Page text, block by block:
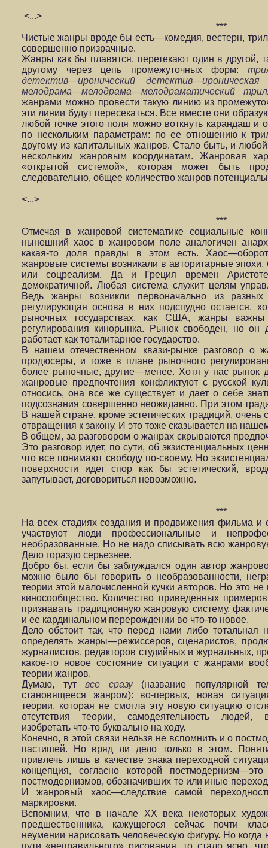
<...>
***
Чистые жанры вроде бы есть—комедия, вестерн,
совершенно призрачные.
Жанры как бы плавятся, перетекают один в другой,
другому через цепь промежуточных форм:
детектив—иронический
мелодрама—мелодрама—мелодраматический
жанрами можно провести такую линию из
эти линии будут пересекаться. Все вместе они
любой точке этого поля можно воткнуть карандаш и
по нескольким параметрам: по ее отношению к
другому из капитальных жанров. Стало быть, и
нескольким жанровым координатам. Жанровая
«открытой системой», которая может быть
следовательно, общее количество жанров
<...>
***
Отмечая в жанровой систематике социальные
нынешний хаос в жанровом поле аналогичен
какая-то доля правды в этом есть.
жанровые системы возникали в авторитарные эпохи,
или соцреализм. Да и Греция времен
демократичной. Любая система служит целям
Ведь жанры возникли первоначально из
регулирующая основа в них подспудно остается,
рыночных государствах, как США, жанры важны
регулирования кинорынка. Рынок свободен, но
работает как тоталитарное государство.
В нашем отечественном квази-рынке разговор о
продюсеры, и тоже в плане рыночного
более рыночные, другие—менее. Хотя у нас рынок
жанровые предпочтения конфликтуют с русской
относись, она все же существует и дает о себе
подсознания совершенно неожиданно. При этом
В нашей стране, кроме эстетических традиций,
отвращения к закону. И это тоже сказывается на
В общем, за разговором о жанрах скрываются
Это разговор идет, по сути, об экзистенциальных
что все понимают свободу по-своему. Но
поверхности идет спор как бы эстетический,
запутывает, договориться невозможно.
***
На всех стадиях создания и продвижения фильма
участвуют люди профессиональные и
необразованные. Но не надо списывать всю
Дело гораздо серьезнее.
Добро бы, если бы заблуждался один автор
можно было бы говорить о необразованности,
теории этой малочисленной кучки авторов. Но это
киносообщество. Количество приведенных
признавать традиционную жанровую систему,
и ее кардинальном перерождении во что-то новое.
Дело обстоит так, что перед нами либо тотальная
определять жанры—режиссеров, сценаристов,
журналистов, редакторов студийных и журнальных,
какое-то новое состояние ситуации с жанрами
теории жанров.
Думаю, тут все сразу (название популярной
становящееся жанром): во-первых, новая
теории, которая не смогла эту новую ситуацию
отсутствия теории, самодеятельность людей,
изобретать что-то буквально на ходу.
Конечно, в этой связи нельзя не вспомнить и о
пастишей. Но вряд ли дело только в этом.
привлечь лишь в качестве знака переходной
концепция, согласно которой
постмодернизмов, обозначивших те или иные
И жанровый хаос—следствие самой
маркировки.
Вспомним, что в начале XX века некоторых
предшественника, кажущегося сейчас почти
неумении нарисовать человеческую фигуру. Но
пути «неправильного» рисования, то стало ясно,